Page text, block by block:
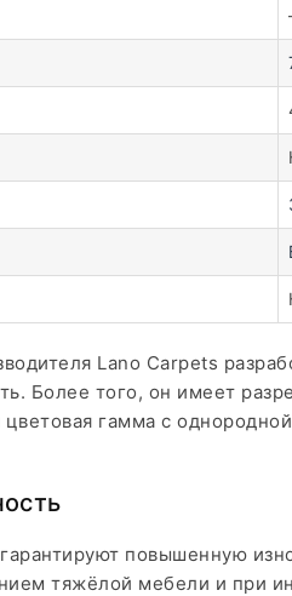
Lano Carpets
Более того, он имеет
гамма с
повышенную
тяжёлой мебели и при